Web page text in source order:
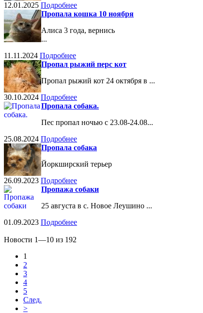
12.01.2025 Подробнее
Пропала кошка 10 ноября
Алиса 3 года, вернись
...
11.11.2024 Подробнее
Пропал рыжий перс кот
Пропал рыжий кот 24 октября в ...
30.10.2024 Подробнее
Пропала собака.
Пес пропал ночью с 23.08-24.08...
25.08.2024 Подробнее
Пропала собака
Йоркширский терьер
26.09.2023 Подробнее
Пропажа собаки
25 августа в с. Новое Леушино ...
01.09.2023 Подробнее
Новости 1—10 из 192
1
2
3
4
5
След.
>